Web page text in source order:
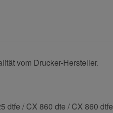
vom Drucker-Hersteller.
dtfe / CX 860 dte / CX 860 dtfe